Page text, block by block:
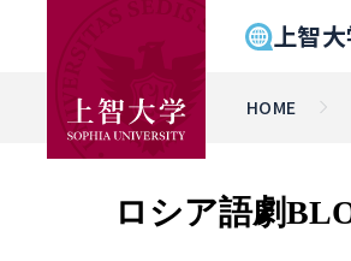
上智
HOME
ロシア語劇